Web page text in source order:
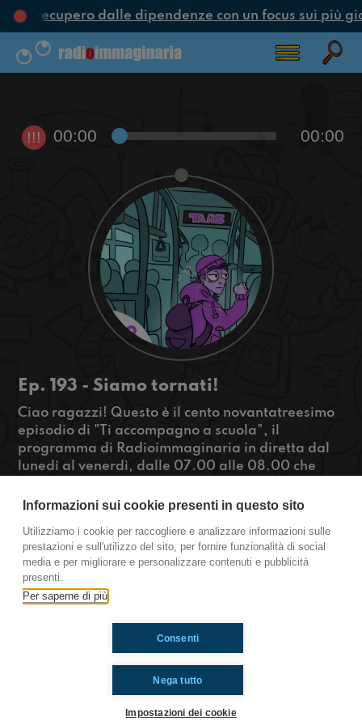
e recupero dalle dipendenze con un focus sui più
!!! 00:00 00:00
Ep. 193 - Siamo tornati!
Ciao ragazzi! Questo è il cento novantatreesimo
episodio di "Ti accompagno a scuola", il
programma di Radioimmaginaria in diretta dal
lunedì al venerdì, dalle 07.00 alle 08.00 che
durante il tragitto casa-scuola. Dopo una
di oggi quella di Matteo e Amedeo, due ragazzi
di 17 anni che hanno inventato “Cucinalo”, un’app
che ti legge il frigo.
https://www.radioimmaginaria.it
Ti è piaciuto? Condividilo!
Informazioni sui cookie presenti in questo sito
Utilizziamo i cookie per raccogliere e analizzare informazioni sulle
prestazioni e sull'utilizzo del sito, per fornire funzionalità di social
media e per migliorare e personalizzare contenuti e pubblicità
presenti.
Per saperne di più
Nega tutto
Consenti
Impostazioni dei cookie